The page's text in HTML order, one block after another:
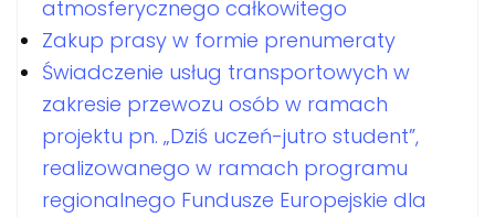
atmosferycznego całkowitego
Zakup prasy w formie prenumeraty
Świadczenie usług transportowych w
zakresie przewozu osób w ramach
projektu pn. „Dziś uczeń-jutro student”,
realizowanego w ramach programu
regionalnego Fundusze Europejskie dla